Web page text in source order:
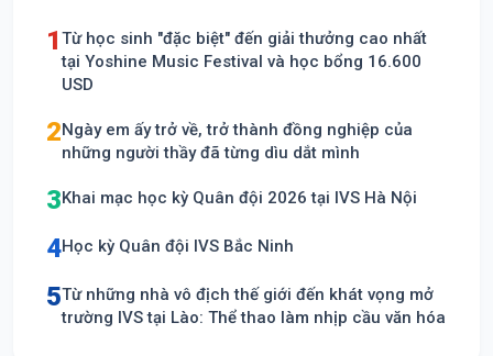
1 Từ học sinh "đặc biệt" đến giải thưởng cao nhất
tại Yoshine Music Festival và học bổng 16.600
USD
2Ngày em ấy trở về, trở thành đồng nghiệp của
những người thầy đã từng dìu dắt mình
3Khai mạc học kỳ Quân đội 2026 tại IVS Hà Nội
4Học kỳ Quân đội IVS Bắc Ninh
5Từ những nhà vô địch thế giới đến khát vọng mở
trường IVS tại Lào: Thể thao làm nhịp cầu văn hóa